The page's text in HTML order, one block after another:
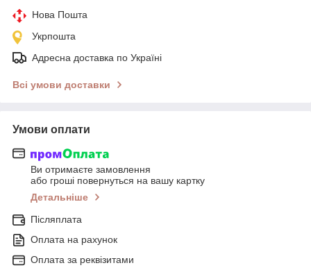
Нова Пошта
Укрпошта
Адресна доставка по Україні
Всі умови доставки
Умови оплати
Ви отримаєте замовлення
або гроші повернуться на вашу картку
Детальніше
Післяплата
Оплата на рахунок
Оплата за реквізитами